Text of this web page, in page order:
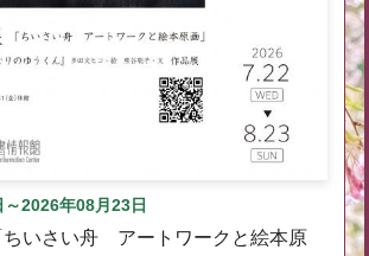
2026年08月23日
ちいさい舟 アートワークと絵本原